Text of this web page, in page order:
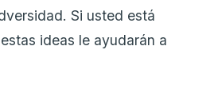
Si usted está
ideas le ayudarán a